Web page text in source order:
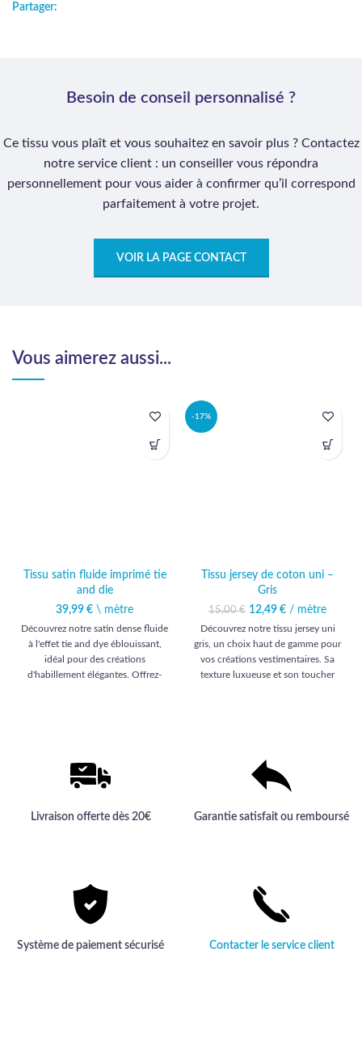
Partager:
Besoin de conseil personnalisé ?
Ce tissu vous plaît et vous souhaitez en savoir plus ? Contactez
notre service client : un conseiller vous répondra
personnellement pour vous aider à confirmer qu’il correspond
parfaitement à votre projet.
VOIR LA PAGE CONTACT
Vous aimerez aussi...
Tissu satin fluide imprimé tie
and die
39,99 € \ mètre
Découvrez notre satin dense fluide
à l'effet tie and dye éblouissant,
idéal pour des créations
d'habillement élégantes. Offrez-
-17%
Tissu jersey de coton uni –
Gris
15,00€
Le prix initial était :
15,00 €.
12,49 €
Le prix
actuel est :
/ mètre
Découvrez notre tissu jersey uni
gris, un choix haut de gamme pour
vos créations vestimentaires. Sa
texture luxueuse et son toucher
Livraison offerte dès 20€ Garantie satisfait ou remboursé
Système de paiement sécurisé Contacter le service client